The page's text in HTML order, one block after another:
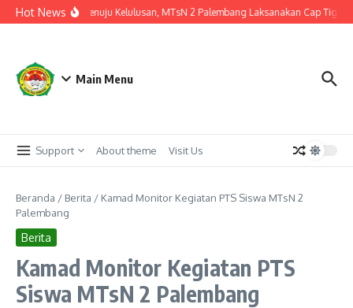
Lewati ke konten
Hot News
Langkah Akhir Menuju Kelulusan, MTsN 2 Palembang Laksanakan Cap Tiga
Main Menu
Support About theme Visit Us
Beranda / Berita / Kamad Monitor Kegiatan PTS Siswa MTsN 2
Palembang
Berita
Kamad Monitor Kegiatan PTS
Siswa MTsN 2 Palembang